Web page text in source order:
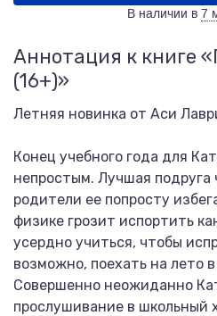
В наличии в 7
Аннотация к книге
(16+)»
Летняя новинка от Аси
Конец учебного года для
непростым. Лучшая подруга
родители ее попросту
физике грозит испортить
усердно учиться, чтобы
возможно, поехать на лето
Совершенно неожиданно
прослушивание в школьный